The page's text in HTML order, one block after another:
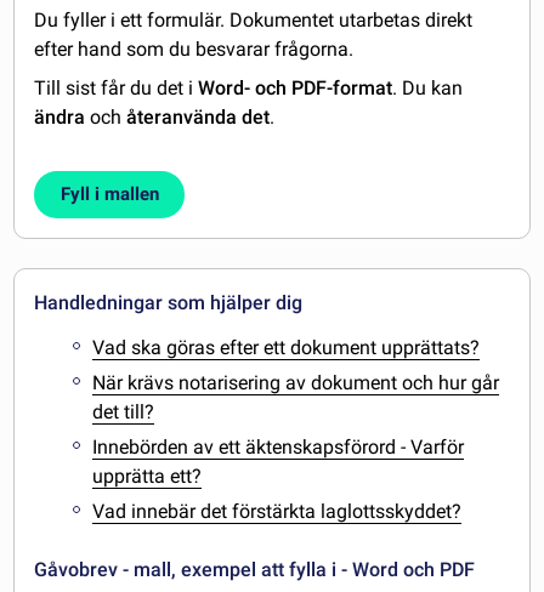
Du fyller i ett formulär. Dokumentet utarbetas direkt
efter hand som du besvarar frågorna.
Till sist får du det iWord- och PDF-format. Du kan
ändra ochåteranvända det.
Fyll i mallen
Handledningar som hjälper dig
Vad ska göras efter ett dokument upprättats?
När krävs notarisering av dokument och hur går
det till?
Innebörden av ett äktenskapsförord - Varför
upprätta ett?
Vad innebär det förstärkta laglottsskyddet?
Gåvobrev - mall, exempel att fylla i - Word och PDF